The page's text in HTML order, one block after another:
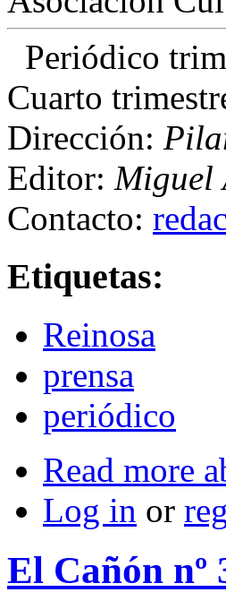
Periódico
Cuarto
Dirección:
Editor: Miguel
Contacto:
Etiquetas:
Reinosa
prensa
periódico
Read more
Log in or
El Cañón nº